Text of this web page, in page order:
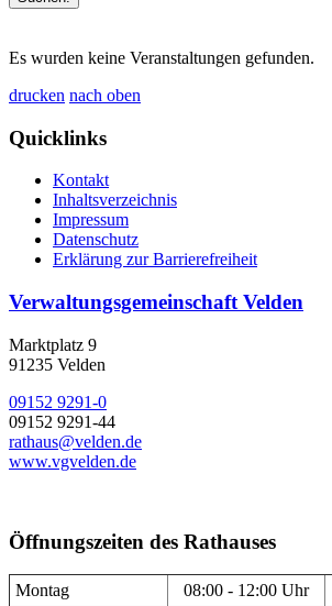
Es wurden keine Veranstaltungen gefunden.
drucken nach oben
Quicklinks
Kontakt
Inhaltsverzeichnis
Impressum
Datenschutz
Erklärung zur Barrierefreiheit
Verwaltungsgemeinschaft Velden
Marktplatz 9
91235 Velden
09152 9291-0
09152 9291-44
rathaus@velden.de
www.vgvelden.de
Öffnungszeiten des Rathauses
Montag 08:00 - 12:00 Uhr